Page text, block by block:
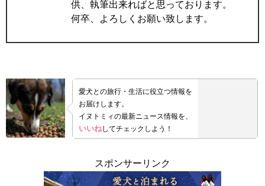
供、執筆出来ればと思っております。
何卒、よろしくお願い致します。
愛犬との旅行・生活に役立つ情報を
お届けします。
イヌトミィの最新ニュース情報を、
いいねしてチェックしよう！
スポンサーリンク